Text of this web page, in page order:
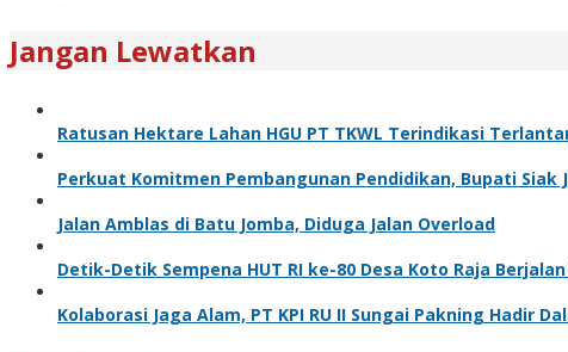
Jangan Lewatkan
Ratusan Hektare Lahan HGU PT TKWL Terindikasi
Perkuat Komitmen Pembangunan Pendidikan, Bupati Siak
Jalan Amblas di Batu Jomba, Diduga Jalan Overload
Detik-Detik Sempena HUT RI ke-80 Desa Koto Raja
Kolaborasi Jaga Alam, PT KPI RU II Sungai Pakning Hadir